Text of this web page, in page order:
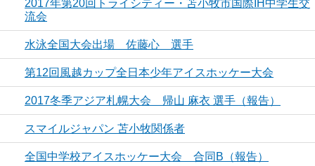
2017年第20回トライシティー・苫小牧市国際IH中学生交
流会
水泳全国大会出場 佐藤心 選手
第12回風越カップ全日本少年アイスホッケー大会
2017冬季アジア札幌大会 帰山 麻衣 選手（報告）
スマイルジャパン 苫小牧関係者
全国中学校アイスホッケー大会 合同B（報告）